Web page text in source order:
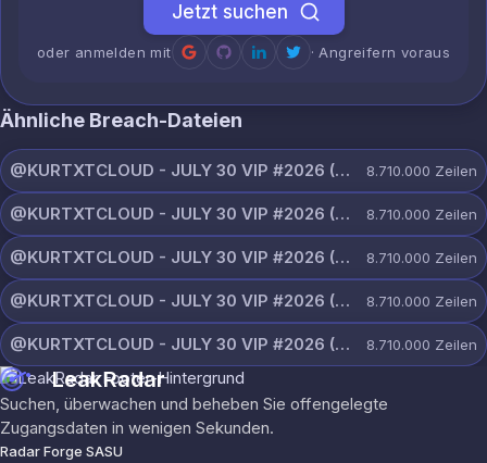
Jetzt suchen
oder anmelden mit · Angreifern voraus
Ähnliche Breach-Dateien
@KURTXTCLOUD - JULY 30 VIP #2026 (60).txt 8.710.000 Zeilen
@KURTXTCLOUD - JULY 30 VIP #2026 (59).txt 8.710.000 Zeilen
@KURTXTCLOUD - JULY 30 VIP #2026 (58).txt 8.710.000 Zeilen
@KURTXTCLOUD - JULY 30 VIP #2026 (57).txt 8.710.000 Zeilen
@KURTXTCLOUD - JULY 30 VIP #2026 (56).txt 8.710.000 Zeilen
LeakRadar
Suchen, überwachen und beheben Sie offengelegte
Zugangsdaten in wenigen Sekunden.
Radar Forge SASU